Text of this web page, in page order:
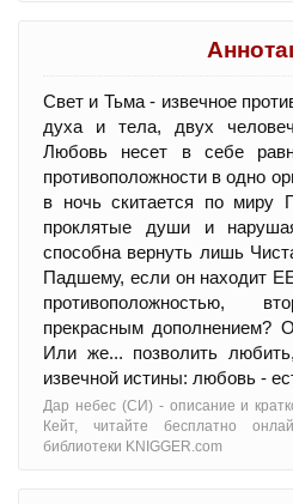
Свет и Тьма - извечное
духа и тела, двух
Любовь несет в себе
противоположности в одно
в ночь скитается по миру
проклятые души и
способна вернуть лишь
Падшему, если он находит
противоположностью,
прекрасным дополнением?
Или же... позволить
извечной истины: любовь -
Дар небес (СИ) - oписание и
Кейт, читайте бесплатно
библиотеки KNIGGER.com